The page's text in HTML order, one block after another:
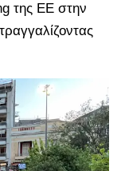
της ΕΕ στην